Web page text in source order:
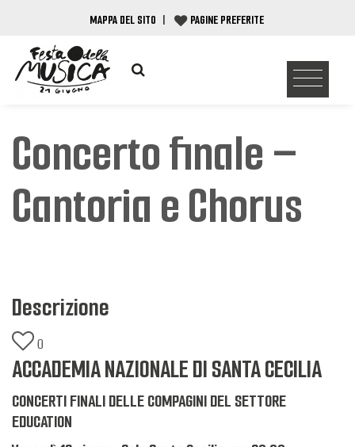
MAPPA DEL SITO | PAGINE PREFERITE
Concerto finale –
Cantoria e Chorus
Descrizione
0
ACCADEMIA NAZIONALE DI SANTA CECILIA
CONCERTI FINALI DELLE COMPAGINI DEL SETTORE
EDUCATION